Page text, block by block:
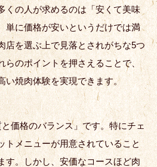
くの人が求めるのは「安くて美味
単に価格が安いというだけでは満
店を選ぶ上で見落とされがちな5つ
らのポイントを押さえることで、
い焼肉体験を実現できます。
価格のバランス」です。特にチェ
トメニューが用意されていること
す。しかし、安価なコースほど肉